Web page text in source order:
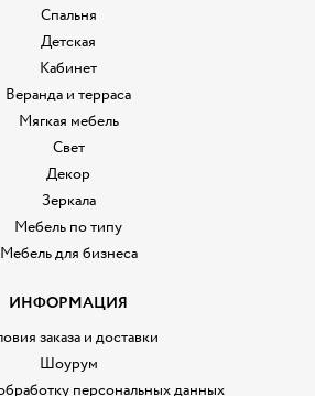
Спальня
Детская
Кабинет
Веранда и терраса
Мягкая мебель
Свет
Декор
Зеркала
Мебель по типу
Мебель для бизнеса
ИНФОРМАЦИЯ
заказа и доставки
Шоурум
персональных данных